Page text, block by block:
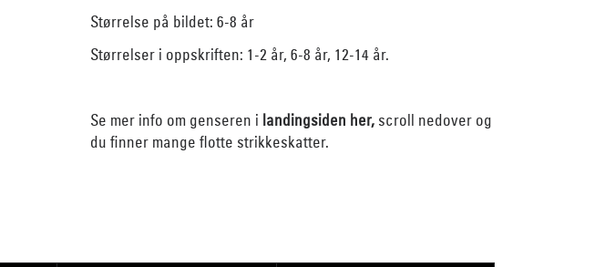
Størrelse på bildet: 6-8 år
Størrelser i oppskriften: 1-2 år, 6-8 år, 12-14 år.
Se mer info om genseren i landingsiden her, scroll nedover og
du finner mange flotte strikkeskatter.